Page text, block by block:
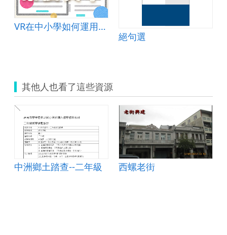
VR在中小學如何運用才會有效教學
絕句選
其他人也看了這些資源
中洲鄉土踏查--二年級
西螺老街